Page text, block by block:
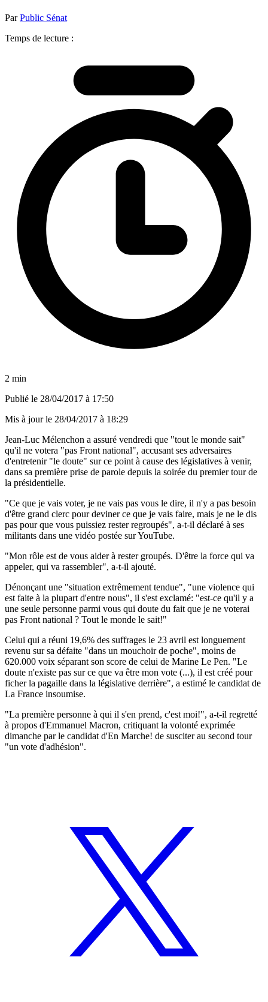
ParPublic Sénat
Temps de lecture :
2 min
Publié le 28/04/2017 à 17:50
Mis à jour le 28/04/2017 à 18:29
Jean-Luc Mélenchon a assuré vendredi que "tout le monde sait"
qu'il ne votera "pas Front national", accusant ses adversaires
d'entretenir "le doute" sur ce point à cause des législatives à venir,
dans sa première prise de parole depuis la soirée du premier tour de
la présidentielle.
"Ce que je vais voter, je ne vais pas vous le dire, il n'y a pas besoin
d'être grand clerc pour deviner ce que je vais faire, mais je ne le dis
pas pour que vous puissiez rester regroupés", a-t-il déclaré à ses
militants dans une vidéo postée sur YouTube.
"Mon rôle est de vous aider à rester groupés. D'être la force qui va
appeler, qui va rassembler", a-t-il ajouté.
Dénonçant une "situation extrêmement tendue", "une violence qui
est faite à la plupart d'entre nous", il s'est exclamé: "est-ce qu'il y a
une seule personne parmi vous qui doute du fait que je ne voterai
pas Front national ? Tout le monde le sait!"
Celui qui a réuni 19,6% des suffrages le 23 avril est longuement
revenu sur sa défaite "dans un mouchoir de poche", moins de
620.000 voix séparant son score de celui de Marine Le Pen. "Le
doute n'existe pas sur ce que va être mon vote (...), il est créé pour
ficher la pagaille dans la législative derrière", a estimé le candidat de
La France insoumise.
"La première personne à qui il s'en prend, c'est moi!", a-t-il regretté
à propos d'Emmanuel Macron, critiquant la volonté exprimée
dimanche par le candidat d'En Marche! de susciter au second tour
"un vote d'adhésion".